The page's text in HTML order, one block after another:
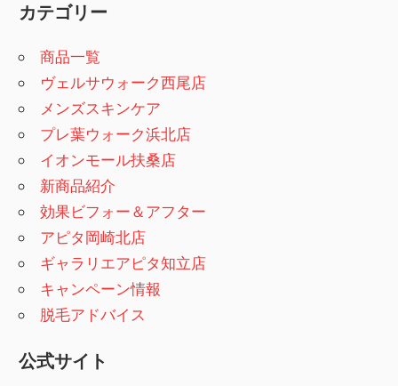
カテゴリー
商品一覧
ヴェルサウォーク西尾店
メンズスキンケア
プレ葉ウォーク浜北店
イオンモール扶桑店
新商品紹介
効果ビフォー＆アフター
アピタ岡崎北店
ギャラリエアピタ知立店
キャンペーン情報
脱毛アドバイス
公式サイト